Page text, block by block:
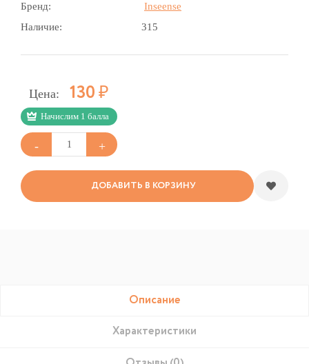
Бренд:
Inseense
Наличие:
315
Цена: 130 Р
Начислим 1 балла
ДОБАВИТЬ В КОРЗИНУ
Описание
Характеристики